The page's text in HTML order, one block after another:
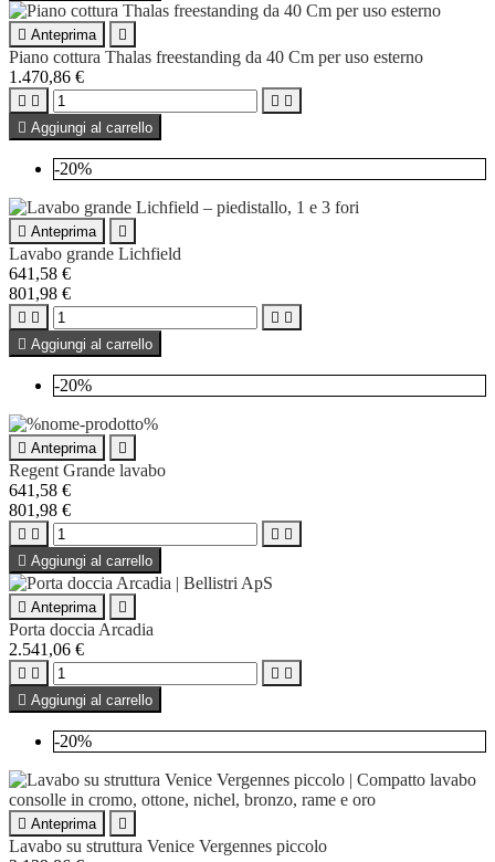
 Anteprima 
Piano cottura Thalas freestanding da 40 Cm per uso esterno
1.470,86 €
   
 Aggiungi al carrello
-20%
 Anteprima 
Lavabo grande Lichfield
641,58 €
801,98 €
   
 Aggiungi al carrello
-20%
 Anteprima 
Regent Grande lavabo
641,58 €
801,98 €
   
 Aggiungi al carrello
 Anteprima 
Porta doccia Arcadia
2.541,06 €
   
 Aggiungi al carrello
-20%
 Anteprima 
Lavabo su struttura Venice Vergennes piccolo